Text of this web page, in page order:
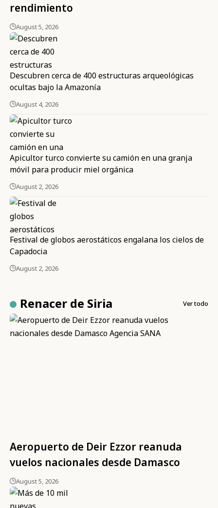
rendimiento
August 5, 2026
Descubren cerca de 400 estructuras arqueológicas
ocultas bajo la Amazonía
August 4, 2026
Apicultor turco convierte su camión en una granja
móvil para producir miel orgánica
August 2, 2026
Festival de globos aerostáticos engalana los cielos de
Capadocia
August 2, 2026
Renacer de Siria Ver todo
Aeropuerto de Deir Ezzor reanuda
vuelos nacionales desde Damasco
August 5, 2026